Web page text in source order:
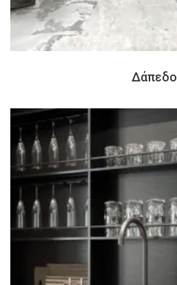
Δάπεδο